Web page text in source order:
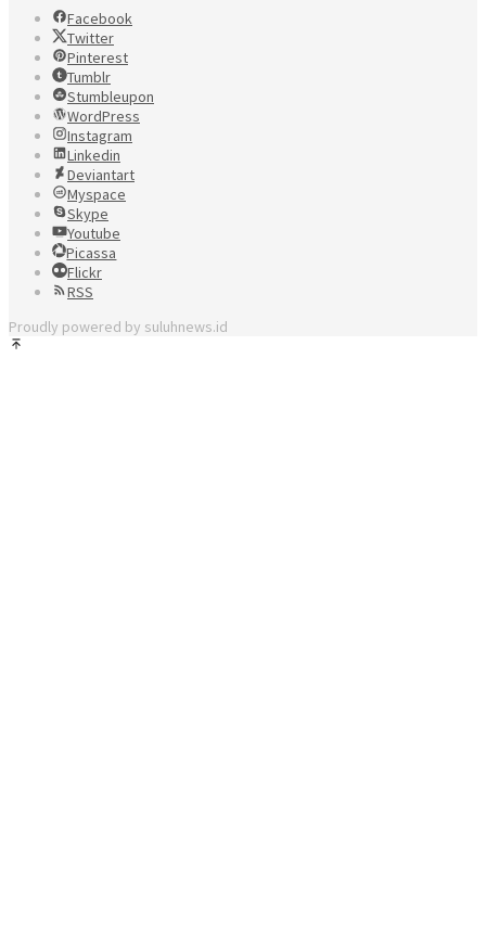
Facebook
Twitter
Pinterest
Tumblr
Stumbleupon
WordPress
Instagram
Linkedin
Deviantart
Myspace
Skype
Youtube
Picassa
Flickr
RSS
Proudly powered by suluhnews.id